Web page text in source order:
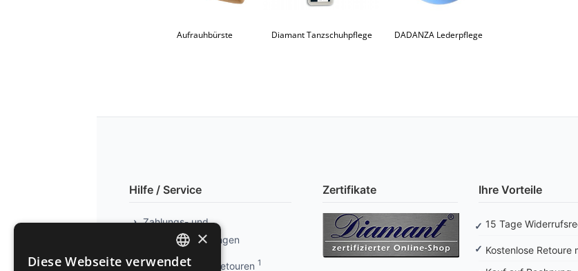
Aufrauhbürste Diamant Tanzschuhpflege DADANZA Lederpflege
Hilfe / Service
Zahlungs- und
Versandbedingungen
Info kostenlose Retouren 1
Zertifikate Ihre Vorteile
15 Tage
Kostenlose Retoure
GERMAN
×
Diese Webseite verwendet